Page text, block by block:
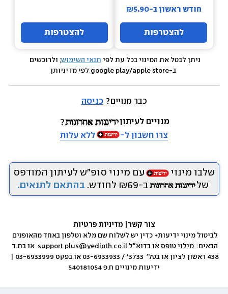
חודש ראשון ב-₪5.90
להצטרפות להצטרפות
ניתן לבטל את המינוי בכל עת לפי תנאי השימוש; ולרוכשים
כבר מנויים? כניסה
מנויים לעיתון
צרו חשבון ל-
ללא עלות
שלבו מינוי
עם מינוי סופ״ש לעיתון המודפס
של
ב-₪69 לחודש. בהתאם לתנאים.
צור קשר
הבאים: מילוי טופס או בדוא״ל support.plus@yedioth.co.il
ידיעות מינויים ח.פ 540181054